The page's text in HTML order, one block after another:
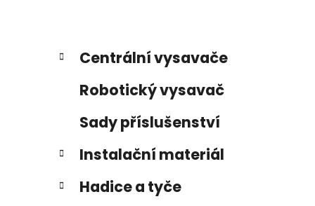
P
n
n
í
Přeskočit
kategorie
K
a
i
Centrální vysavače
Robotický vysavač
Sady příslušenství
Instalační materiál
Hadice a tyče